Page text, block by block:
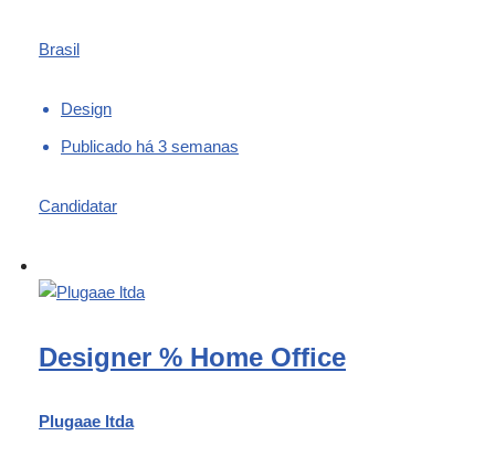
Brasil
Design
Publicado há 3 semanas
Candidatar
Designer % Home Office
Plugaae ltda